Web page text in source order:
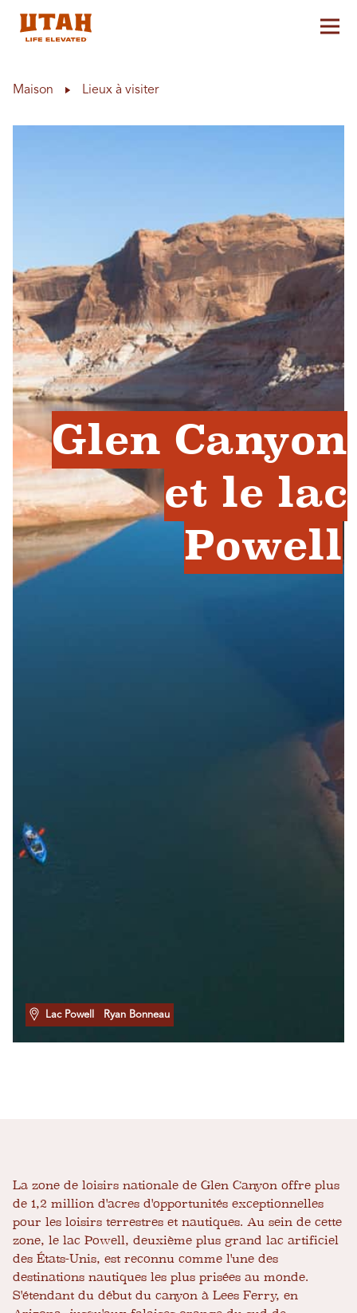
Maison Lieux à visiter
Glen Canyon
et le lac
Powell
Lac Powell Ryan Bonneau
La zone de loisirs nationale de Glen Canyon offre plus
de 1,2 million d'acres d'opportunités exceptionnelles
pour les loisirs terrestres et nautiques. Au sein de cette
zone, le lac Powell, deuxième plus grand lac artificiel
des États-Unis, est reconnu comme l'une des
destinations nautiques les plus prisées au monde.
S'étendant du début du canyon à Lees Ferry, en